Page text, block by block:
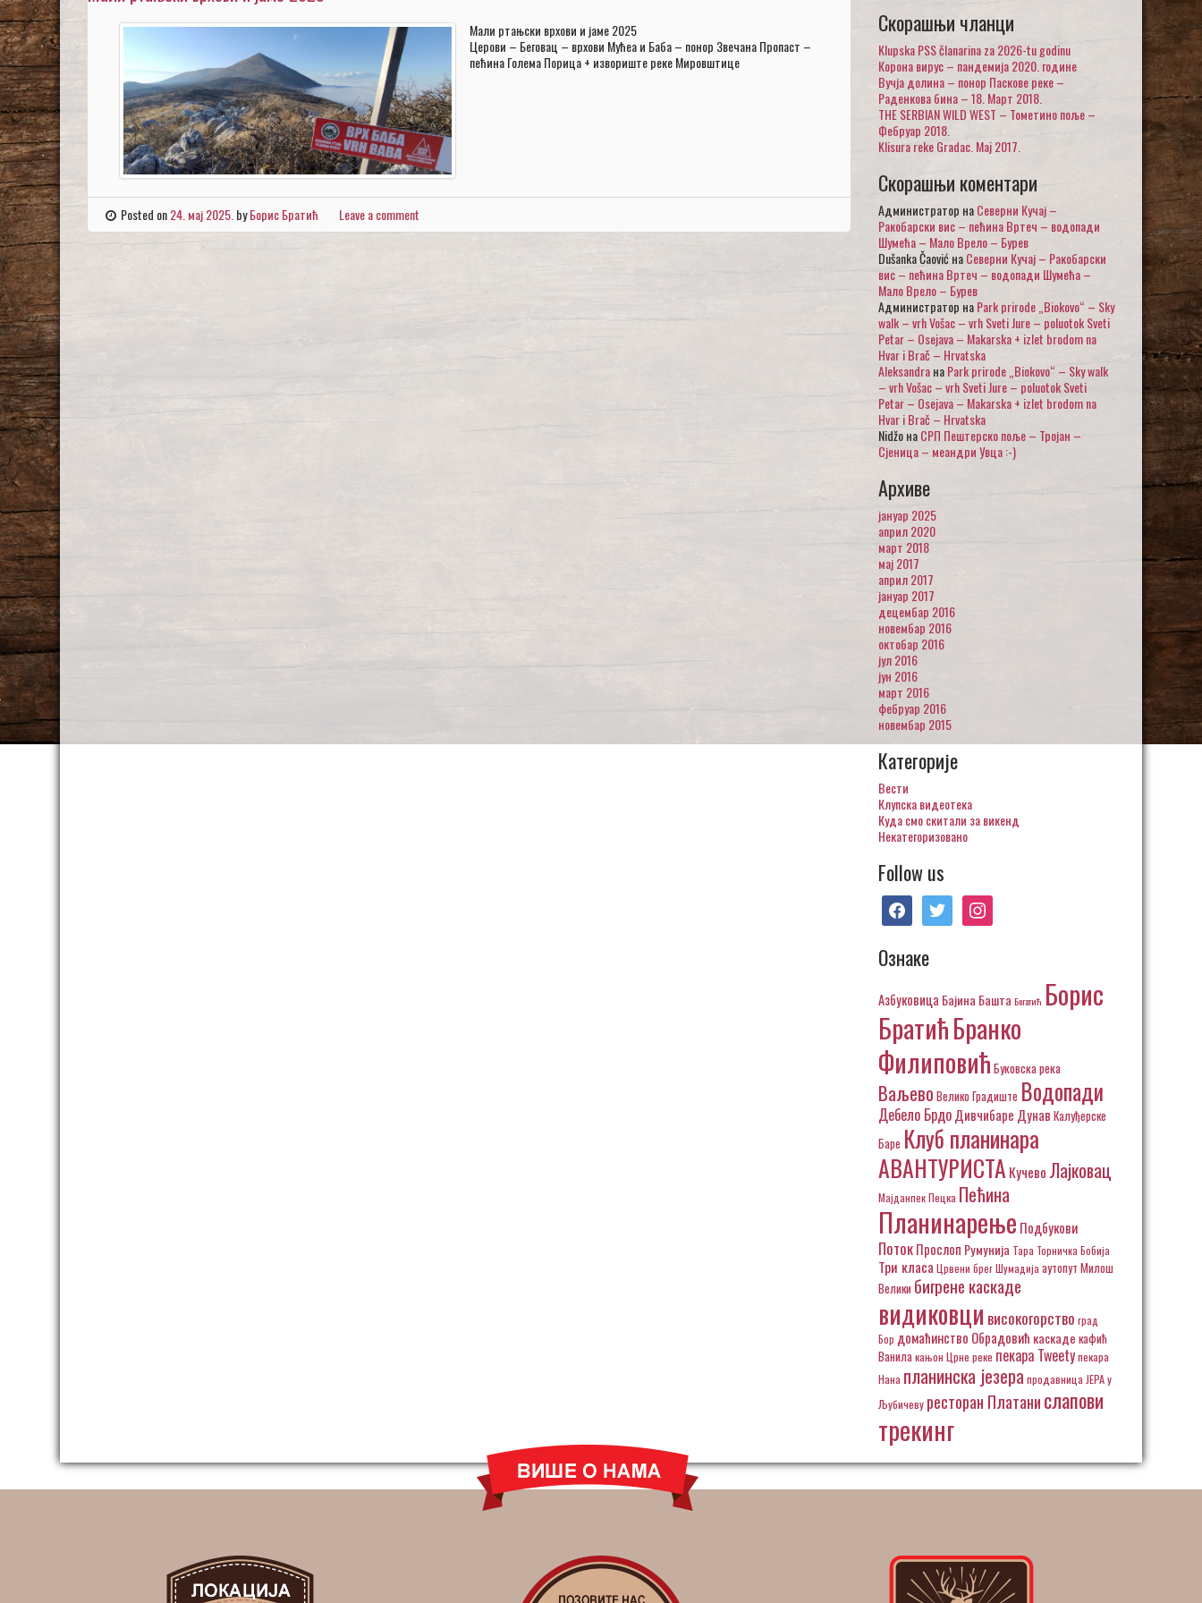
Мали ртањски врхови и јаме 2025
Церови – Беговац – врхови Мућеа и Баба – понор Звечана Пропаст –
пећина Голема Порица + извориште реке Мировштице
Posted on24. мај 2025. byБорис Братић Leave a comment
Скорашњи чланци
Klupska PSS članarina za 2026-tu godinu
Корона вирус – пандемија 2020. године
Вучја долина – понор Паскове реке –
Раденкова бина – 18. Март 2018.
THE SERBIAN WILD WEST – Тометино поље –
Фебруар 2018.
Klisura reke Gradac. Maj 2017.
Скорашњи коментари
Администратор наСеверни Кучај –
Ракобарски вис – пећина Вртеч – водопади
Шумећа – Мало Врело – Бурев
Dušanka ČaovićнаСеверни Кучај – Ракобарски
вис – пећина Вртеч – водопади Шумећа –
Мало Врело – Бурев
Администратор наPark prirode „Biokovo“ – Sky
walk – vrh Vošac – vrh Sveti Jure – poluotok Sveti
Petar – Osejava – Makarska + izlet brodom na
Hvar i Brač – Hrvatska
AleksandraнаPark prirode „Biokovo“ – Sky walk
– vrh Vošac – vrh Sveti Jure – poluotok Sveti
Petar – Osejava – Makarska + izlet brodom na
Hvar i Brač – Hrvatska
NidžoнаСРП Пештерско поље – Тројан –
Сјеница – меандри Увца :-)
Архиве
јануар 2025
април 2020
март 2018
мај 2017
април 2017
јануар 2017
децембар 2016
новембар 2016
октобар 2016
јул 2016
јун 2016
март 2016
фебруар 2016
новембар 2015
Категорије
Вести
Клупска видеотека
Куда смо скитали за викенд
Некатегоризовано
Follow us
facebooktwitter instagram
Ознаке
Азбуковица Бајина Башта Богатић Борис
БратићБранко
Филиповић Буковска река
Ваљево Велико Градиште Водопади
Дебело БрдоДивчибаре Дунав Калуђерске
Баре Клуб планинара
АВАНТУРИСТА Кучево Лајковац
МајданпекПецка Пећина
Планинарење Подбукови
ПотокПрослоп Румунија Тара Торничка Бобија
Три класа Црвени брегШумадија аутопут Милош
Велики бигрене каскаде
видиковци високогорство град
Бор домаћинство Обрадовић каскаде кафић
Ванила кањон Црне реке пекара Tweetyпекара
Нана планинска језера продавница ЈЕРА у
Љубичеву ресторан Платанислапови
трекинг